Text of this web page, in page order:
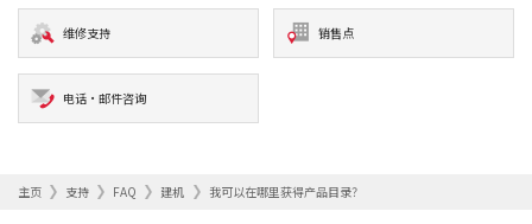
维修支持 销售点
电话·邮件咨询
主页 支持 FAQ 建机 我可以在哪里获得产品目录？